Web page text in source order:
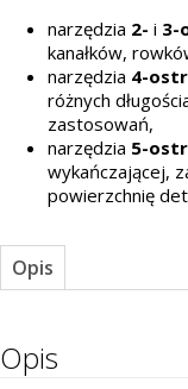
narzędzia 2- i 3-
kanałków,
narzędzia 4-
różnych
zastosowań,
narzędzia 5-
wykańczającej,
powierzchnię
Opis
Opis